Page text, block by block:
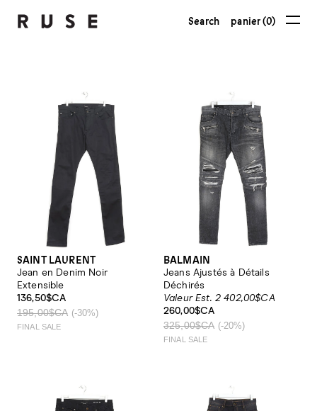
Search panier (0)
SAINT LAURENT
Jean en Denim Noir
Extensible
136,50$CA
195,00$CA (-30%)
FINAL SALE
BALMAIN
Jeans Ajustés à Détails
Déchirés
Valeur Est. 2 402,00$CA
260,00$CA
325,00$CA (-20%)
FINAL SALE